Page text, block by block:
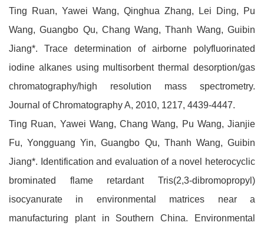
Ting Ruan, Yawei Wang, Qinghua Zhang, Lei Ding, Pu
Wang, Guangbo Qu, Chang Wang, Thanh Wang, Guibin
Jiang*. Trace determination of airborne polyfluorinated
iodine alkanes using multisorbent thermal desorption/gas
chromatography/high resolution mass spectrometry.
Journal of Chromatography A, 2010, 1217, 4439-4447.
Ting Ruan, Yawei Wang, Chang Wang, Pu Wang, Jianjie
Fu, Yongguang Yin, Guangbo Qu, Thanh Wang, Guibin
Jiang*. Identification and evaluation of a novel heterocyclic
brominated flame retardant Tris(2,3-dibromopropyl)
isocyanurate in environmental matrices near a
manufacturing plant in Southern China. Environmental